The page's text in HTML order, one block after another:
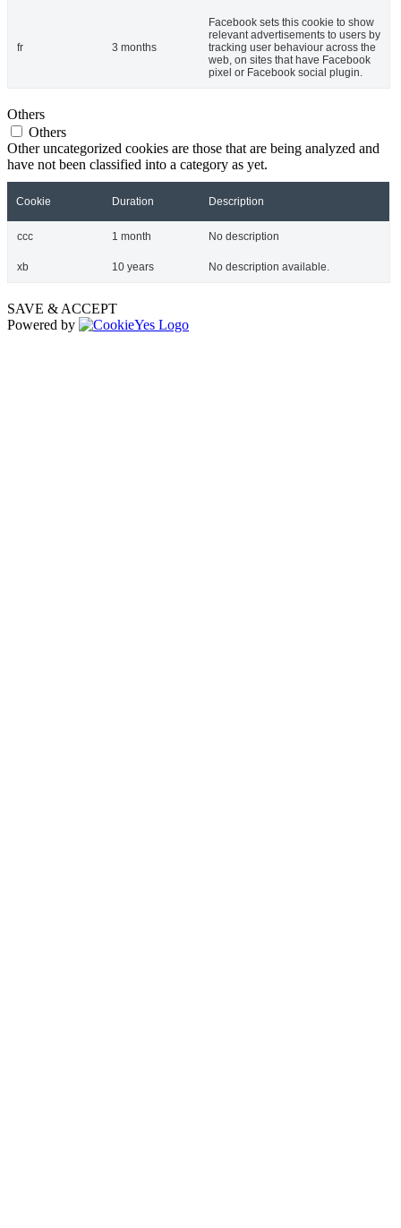
fr 3 months
Facebook sets this cookie to show
relevant advertisements to users by
tracking user behaviour across the
web, on sites that have Facebook
pixel or Facebook social plugin.
Others
Others
Other uncategorized cookies are those that are being analyzed and
have not been classified into a category as yet.
Cookie Duration Description
ccc 1 month No description
xb 10 years No description available.
SAVE & ACCEPT
Powered by